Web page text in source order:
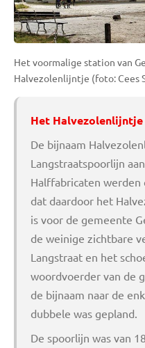
Het voormalige station van
Halvezolenlijntje (foto: Cees
Het
De bijnaam
Langstraatspoorlijn
Halffabricaten werden
dat daardoor het
is voor de gemeente
de weinige zichtbare
Langstraat en het
woordvoerder van de
de bijnaam naar de
dubbele was gepland.
De spoorlijn was van